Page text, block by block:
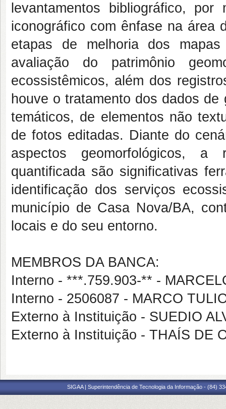
levantamentos bibliográfico,
iconográfico com ênfase na área
etapas de melhoria dos
avaliação do patrimônio
ecossistêmicos, além dos
houve o tratamento dos dados
temáticos, de elementos não
de fotos editadas. Diante do
aspectos geomorfológicos, a
quantificada são significativas
identificação dos serviços
município de Casa Nova/BA,
locais e do seu entorno.
MEMBROS DA BANCA:
Interno - ***.759.903-** -
Interno - 2506087 - MARCO
Externo à Instituição - SUEDIO
Externo à Instituição - THAÍS DE
SIGAA | Superintendência de Tecnologia da Informação - (84)